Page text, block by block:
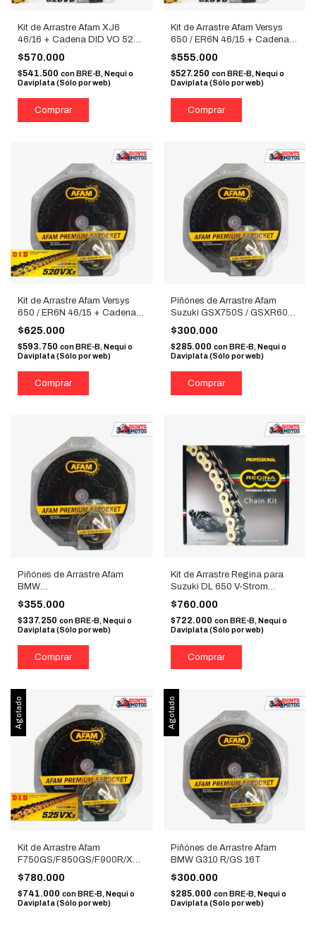
Kit de Arrastre Afam XJ6
46/16 + Cadena DID VO 520
Dorada
$570.000
$541.500 conBRE-B, Nequi o
Daviplata (Sólo por web)
Kit de Arrastre Afam Versys
650 / ER6N 46/15 + Cadena
DID VO 520 Dorada
$555.000
$527.250 con BRE-B, Nequi o
Daviplata (Sólo por web)
Kit de Arrastre Afam Versys
650 / ER6N 46/15 + Cadena
DID X-Ring 520 Dorada
$625.000
$593.750 con BRE-B, Nequi o
Daviplata (Sólo por web)
Piñónes de Arrastre Afam
Suzuki GSX750S / GSXR600
16T
$300.000
$285.000 con BRE-B, Nequi o
Daviplata (Sólo por web)
Piñónes de Arrastre Afam
BMW
F650GS/F700GS/F800GS
16T
$355.000
$337.250 conBRE-B, Nequi o
Daviplata (Sólo por web)
Kit de Arrastre Regina para
Suzuki DL 650 V-Strom
(Relación 15/47, Cadena 525
Z-Ring 118 eslabones)
$760.000
$722.000 con BRE-B, Nequi o
Daviplata (Sólo por web)
Agotado
Kit de Arrastre Afam
F750GS/F850GS/F900R/XR
44/17 + Cadena DID X-Ring
525 Dorada
$780.000
$741.000 con BRE-B, Nequi o
Daviplata (Sólo por web)
Agotado
Piñónes de Arrastre Afam
BMW G310 R/GS 16T
$300.000
$285.000 con BRE-B, Nequi o
Daviplata (Sólo por web)